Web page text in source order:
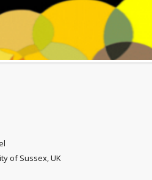
of Sussex, UK